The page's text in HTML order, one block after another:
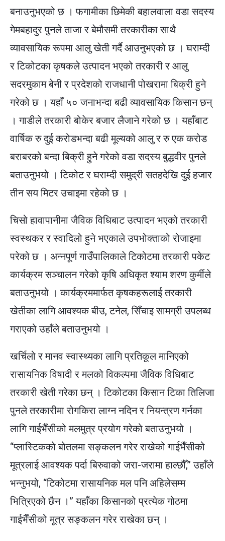
बनाउनुभएको छ । फगामीका छिमेकी बहालवाला वडा सदस्य
गेमबहादुर पुनले ताजा र बेमौसमी तरकारीका साथै
व्यावसायिक रूपमा आलु खेती गर्दै आउनुभएको छ । घराम्दी
र टिकोटका कृषकले उत्पादन भएको तरकारी र आलु
सदरमुकाम बेनी र प्रदेशको राजधानी पोखरामा बिक्री हुने
गरेको छ ।यहाँ ५० जनाभन्दा बढी व्यावसायिक किसान छन्
। गाडीले तरकारी बोकेर बजार लैजाने गरेको छ । यहाँबाट
वार्षिक रु दुई करोडभन्दा बढी मूल्यको आलु र रु एक करोड
बराबरको बन्दा बिक्री हुने गरेको वडा सदस्य बुद्धवीर पुनले
बताउनुभयो । टिकोट र घराम्दी समुद्री सतहदेखि दुई हजार
तीन सय मिटर उचाइमा रहेको छ ।
चिसो हावापानीमा जैविक विधिबाट उत्पादन भएको तरकारी
स्वस्थकर र स्वादिलो हुने भएकाले उपभोक्ताको रोजाइमा
परेको छ । अन्नपूर्ण गाउँपालिकाले टिकोटमा तरकारी पकेट
कार्यक्रम सञ्चालन गरेको कृषि अधिकृत श्याम शरण कुर्मीले
बताउनुभयो । कार्यक्रममार्फत कृषकहरूलाई तरकारी
खेतीका लागि आवश्यक बीउ, टनेल, सिँचाइ सामग्री उपलब्ध
गराएको उहाँले बताउनुभयो ।
खर्चिलो र मानव स्वास्थ्यका लागि प्रतिकूल मानिएको
रासायनिक विषादी र मलको विकल्पमा जैविक विधिबाट
तरकारी खेती गरेका छन् । टिकोटका किसान टिका तिलिजा
पुनले तरकारीमा रोगकिरा लाग्न नदिन र नियन्त्रण गर्नका
लागि गाईभैँसीको मलमुत्र प्रयोग गरेको बताउनुभयो ।
“प्लास्टिकको बोतलमा सङ्कलन गरेर राखेको गाईभैँसीको
मूत्रलाई आवश्यक पर्दा बिरुवाको जरा-जरामा हाल्छौँ,” उहाँले
भन्नुभयो, “टिकोटमा रासायनिक मल पनि अहिलेसम्म
भित्रिएको छैन ।” यहाँका किसानको प्रत्येक गोठमा
गाईभैँसीको मूत्र सङ्कलन गरेर राखेका छन् ।